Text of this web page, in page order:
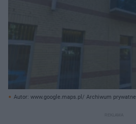
Autor: www.google.maps.pl/ Archiwum prywatne